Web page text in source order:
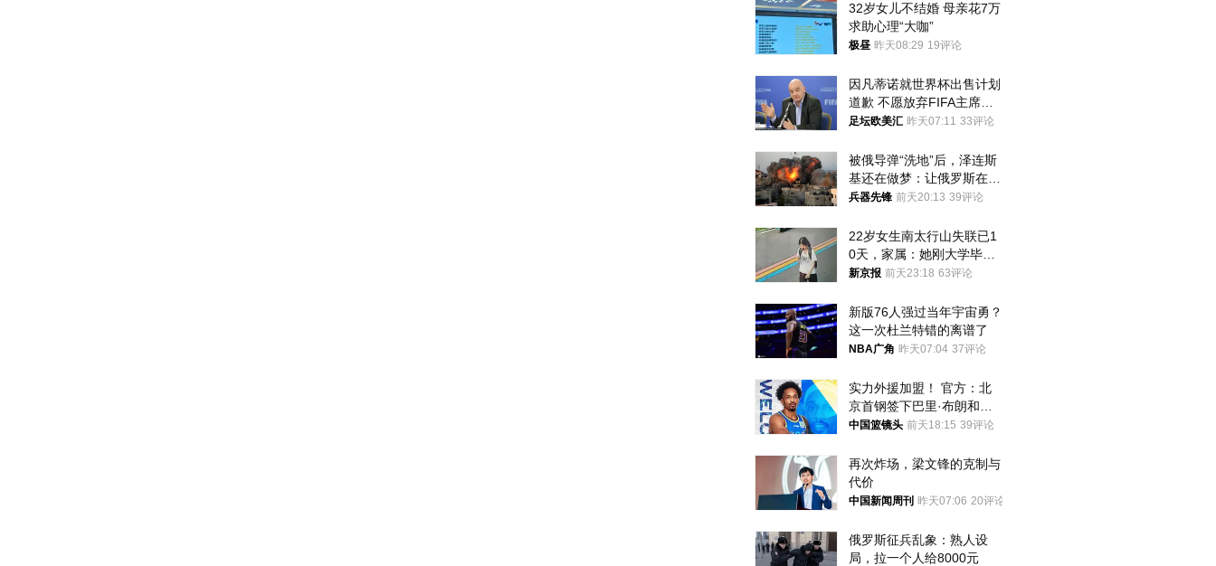
32岁女儿不结婚 母亲花7万
求助心理“大咖”
极昼 昨天08:29 19评论
因凡蒂诺就世界杯出售计划
道歉 不愿放弃FIFA主席职
位
足坛欧美汇 昨天07:11 33评论
被俄导弹“洗地”后，泽连斯
基还在做梦：让俄罗斯在冬
季前求和？
兵器先锋 前天20:13 39评论
22岁女生南太行山失联已1
0天，家属：她刚大学毕业
想到山里旅行
新京报 前天23:18 63评论
新版76人强过当年宇宙勇？
这一次杜兰特错的离谱了
NBA广角 昨天07:04 37评论
实力外援加盟！ 官方：北
京首钢签下巴里·布朗和桑
普森
中国篮镜头 前天18:15 39评论
再次炸场，梁文锋的克制与
代价
中国新闻周刊 昨天07:06 20评论
俄罗斯征兵乱象：熟人设
局，拉一个人给8000元